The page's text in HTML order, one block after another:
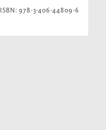
ISBN: 978-3-406-44809-6